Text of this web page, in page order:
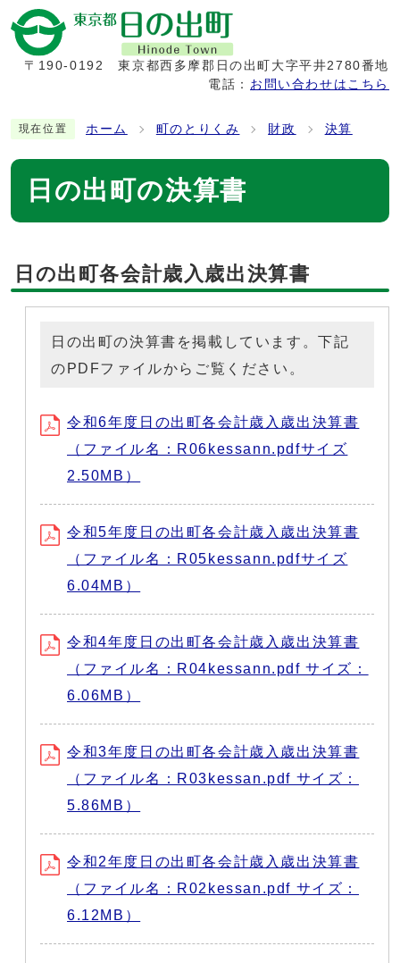
〒190-0192
東京都西多摩郡日の出町大字平井2780番地
電話： お問い合わせはこちら
現在位置 ホーム 町のとりくみ 財政 決算
日の出町の決算書
日の出町各会計歳入歳出決算書
日の出町の決算書を掲載しています。下記
のPDFファイルからご覧ください。
令和6年度日の出町各会計歳入歳出決算書
（ファイル名：R06kessann.pdfサイズ
2.50MB）
令和5年度日の出町各会計歳入歳出決算書
（ファイル名：R05kessann.pdfサイズ
6.04MB）
令和4年度日の出町各会計歳入歳出決算書
（ファイル名：R04kessann.pdf サイズ：
6.06MB）
令和3年度日の出町各会計歳入歳出決算書
（ファイル名：R03kessan.pdf サイズ：
5.86MB）
令和2年度日の出町各会計歳入歳出決算書
（ファイル名：R02kessan.pdf サイズ：
6.12MB）